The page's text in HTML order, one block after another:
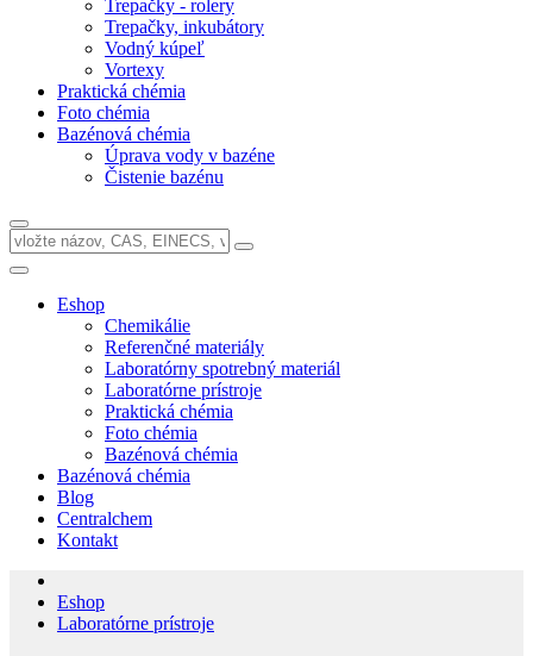
Trepačky - rolery
Trepačky, inkubátory
Vodný kúpeľ
Vortexy
Praktická chémia
Foto chémia
Bazénová chémia
Úprava vody v bazéne
Čistenie bazénu
Eshop
Chemikálie
Referenčné materiály
Laboratórny spotrebný materiál
Laboratórne prístroje
Praktická chémia
Foto chémia
Bazénová chémia
Bazénová chémia
Blog
Centralchem
Kontakt
Eshop
Laboratórne prístroje